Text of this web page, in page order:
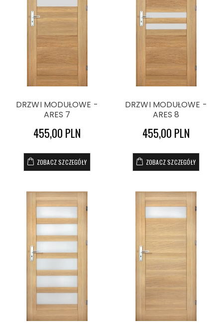
DRZWI MODUŁOWE -
ARES 7
455,00 PLN
ZOBACZ SZCZEGÓŁY
DRZWI MODUŁOWE -
ARES 8
455,00 PLN
ZOBACZ SZCZEGÓŁY